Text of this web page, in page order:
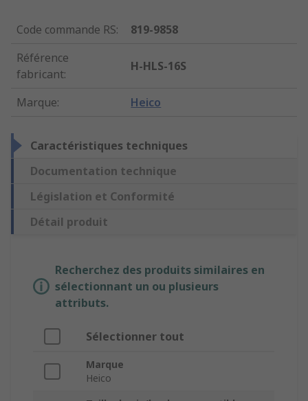
Code commande RS:
819-9858
Référence
fabricant:
H-HLS-16S
Marque: Heico
Caractéristiques techniques
Documentation technique
Législation et Conformité
Détail produit
Recherchez des produits similaires en
sélectionnant un ou plusieurs
attributs.
Sélectionner tout
Marque
Heico